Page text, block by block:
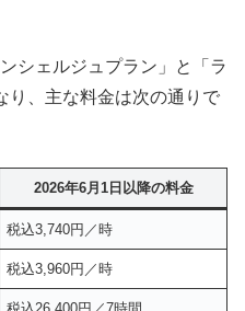
シェルジュプラン」と「ラ
り、主な料金は次の通りで
2026年6月1日以降の料金
税込3,740円／時
税込3,960円／時